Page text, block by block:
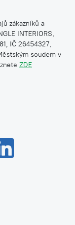
zákazníků a
INTERIORS,
IČ 26454327,
soudem v
ZDE